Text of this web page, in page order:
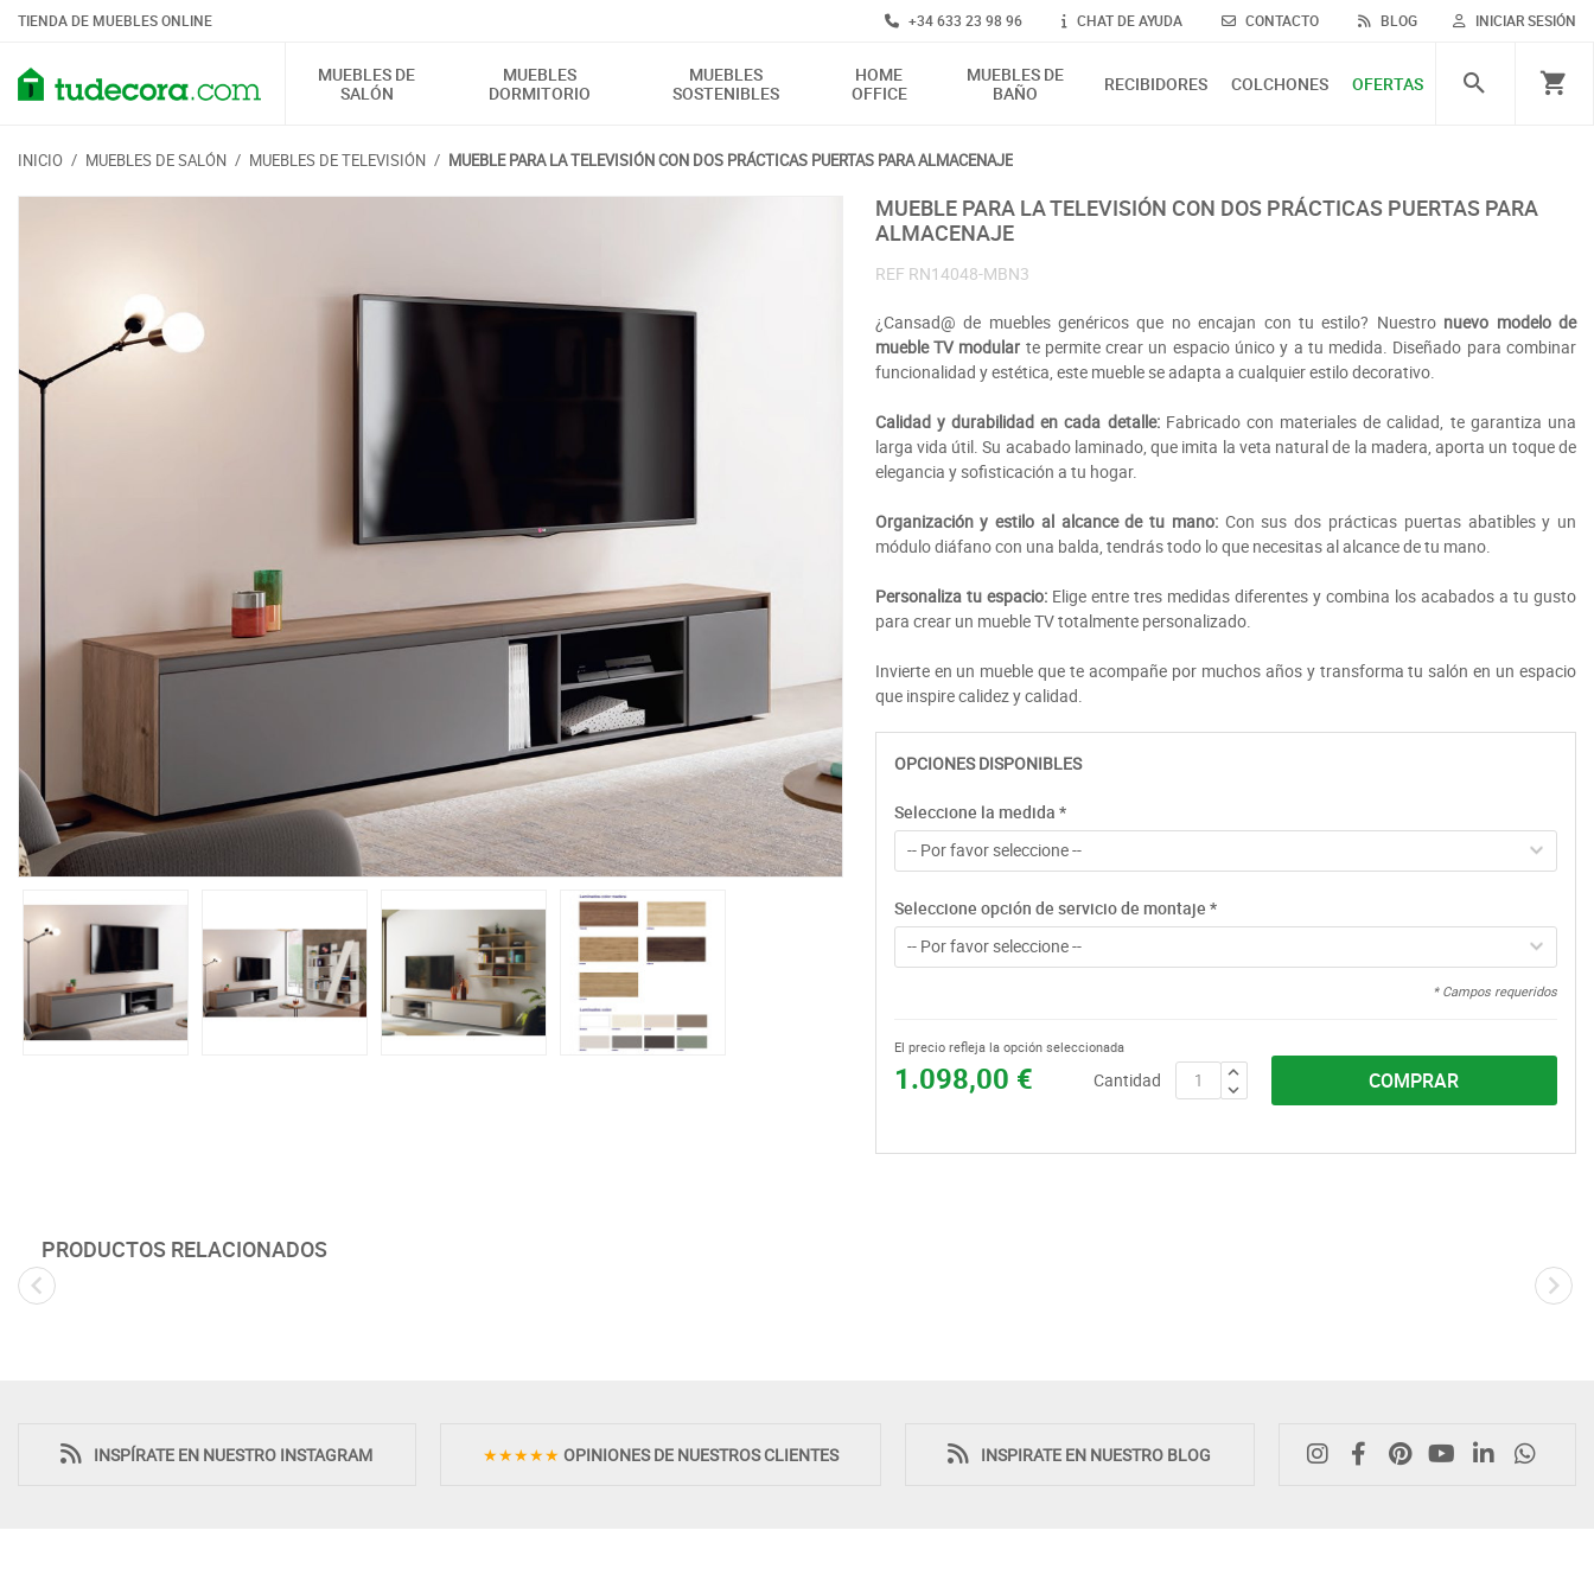
TIENDA DE MUEBLES ONLINE INICIAR SESIÓN
+34 633 23 98 96 CHAT DE AYUDA CONTACTO BLOG
MUEBLES DE
SALÓN
MUEBLES
DORMITORIO
MUEBLES
SOSTENIBLES
HOME
OFFICE
MUEBLES DE
BAÑO
RECIBIDORES COLCHONES OFERTAS
INICIO / MUEBLES DE SALÓN / MUEBLES DE TELEVISIÓN / MUEBLE PARA LA TELEVISIÓN CON DOS PRÁCTICAS PUERTAS PARA ALMACENAJE
MUEBLE PARA LA TELEVISIÓN CON DOS PRÁCTICAS PUERTAS PARA
ALMACENAJE
REF RN14048-MBN3
¿Cansad@ de muebles genéricos que no encajan con tu estilo? Nuestro nuevo modelo de
mueble TV modular te permite crear un espacio único y a tu medida. Diseñado para combinar
funcionalidad y estética, este mueble se adapta a cualquier estilo decorativo.
Calidad y durabilidad en cada detalle:Fabricado con materiales de calidad, te garantiza una
larga vida útil. Su acabado laminado, que imita la veta natural de la madera, aporta un toque de
elegancia y sofisticación a tu hogar.
Organización y estilo al alcance de tu mano:Con sus dos prácticas puertas abatibles y un
módulo diáfano con una balda, tendrás todo lo que necesitas al alcance de tu mano.
Personaliza tu espacio:Elige entre tres medidas diferentes y combina los acabados a tu gusto
para crear un mueble TV totalmente personalizado.
Invierte en un mueble que te acompañe por muchos años y transforma tu salón en un espacio
que inspire calidez y calidad.
OPCIONES DISPONIBLES
Seleccione la medida *
-- Por favor seleccione --
Seleccione opción de servicio de montaje *
-- Por favor seleccione --
* Campos requeridos
1.098,00 €
El precio refleja la opción seleccionada
Cantidad COMPRAR
PRODUCTOS RELACIONADOS
INSPÍRATE EN NUESTRO INSTAGRAM ★★★★★ OPINIONES DE NUESTROS CLIENTES INSPIRATE EN NUESTRO BLOG